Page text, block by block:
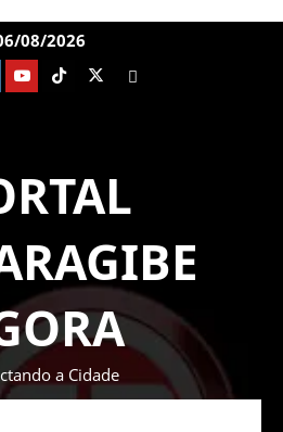
08/2026
a Cidade